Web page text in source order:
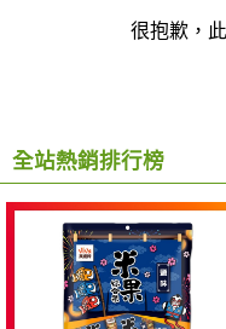
很抱歉，
全站熱銷排行榜